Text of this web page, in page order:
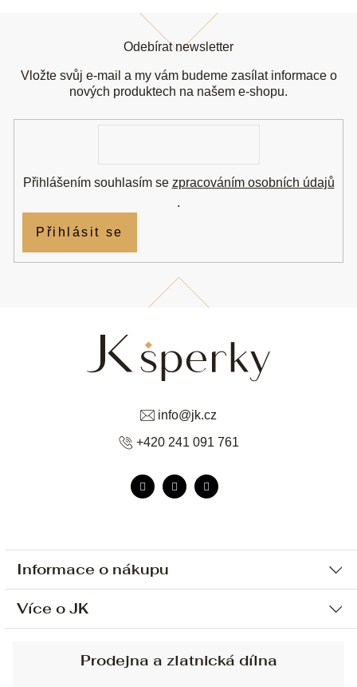
Informace o nákupu
Ochrana osobních údajů
Sjednání osobní schůzky
Více o JK
info@jk.cz
+420 241 091 761
Odebírat newsletter
Vložte svůj e-mail a my vám budeme zasílat informace o
nových produktech na našem e-shopu.
Přihlášením souhlasím se zpracováním osobních údajů
.
Přihlásit se
Prodejna a zlatnická dílna